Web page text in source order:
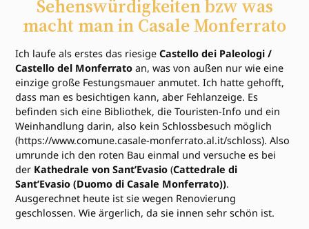
Sehenswürdigkeiten bzw was
macht man in Casale Monferrato
Ich laufe als erstes das riesigeCastello dei Paleologi /
Castello del Monferrato an, was von außen nur wie eine
einzige große Festungsmauer anmutet. Ich hatte gehofft,
dass man es besichtigen kann, aber Fehlanzeige. Es
befinden sich eine Bibliothek, die Touristen-Info und ein
Weinhandlung darin, also kein Schlossbesuch möglich
(https://www.comune.casale-monferrato.al.it/schloss). Also
umrunde ich den roten Bau einmal und versuche es bei
der Kathedrale von Sant’Evasio (Cattedrale di
Sant’Evasio (Duomo di Casale Monferrato)).
Ausgerechnet heute ist sie wegen Renovierung
geschlossen. Wie ärgerlich, da sie innen sehr schön ist.